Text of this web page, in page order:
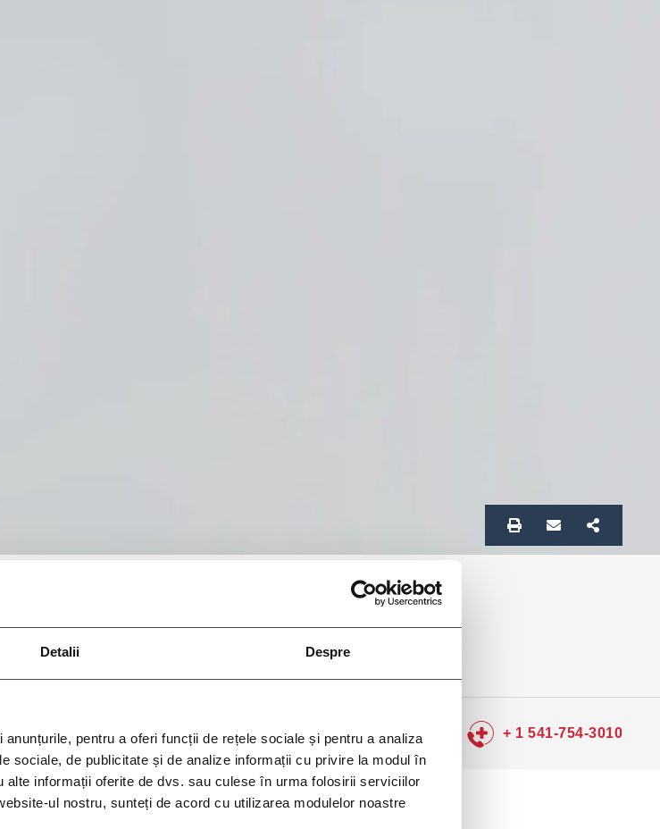
Detalii Despre
pentru a oferi funcții de rețele sociale și pentru a analiza
sociale, de publicitate și de analize informații cu privire la modul în
informații oferite de dvs. sau culese în urma folosirii serviciilor
ul nostru, sunteți de acord cu utilizarea modulelor noastre
+ 1 541-754-3010